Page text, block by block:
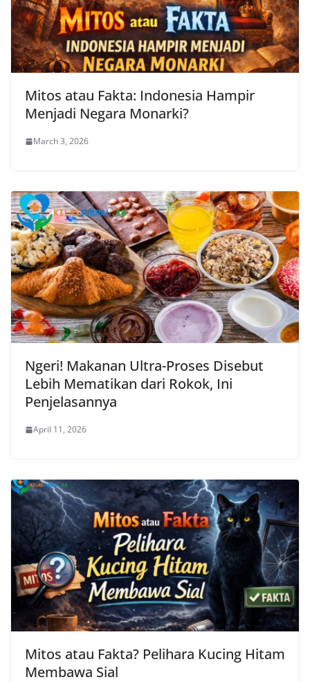
Mitos atau Fakta: Indonesia Hampir
Menjadi Negara Monarki?
March 3, 2026
Ngeri! Makanan Ultra-Proses Disebut
Lebih Mematikan dari Rokok, Ini
Penjelasannya
April 11, 2026
Mitos atau Fakta? Pelihara Kucing Hitam
Membawa Sial